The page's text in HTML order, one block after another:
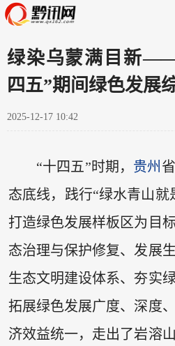
绿染乌蒙满目新
四五”期间绿色发展
2025-12-17 10:42
“十四五”时期， 贵州
态底线，践行“绿水青山就
打造绿色发展样板区为目
态治理与保护修复、发展
生态文明建设体系、夯实
拓展绿色发展广度、深度
济效益统一，走出了岩溶